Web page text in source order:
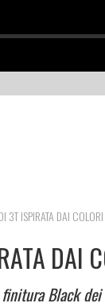
3T ISPIRATA DAI COLORI
DAI
Black dei